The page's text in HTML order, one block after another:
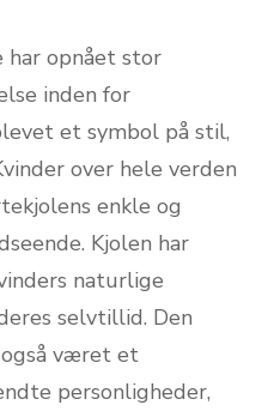
har opnået stor
inden for
et symbol på stil,
over hele verden
enkle og
Kjolen har
naturlige
selvtillid. Den
også været et
personligheder,